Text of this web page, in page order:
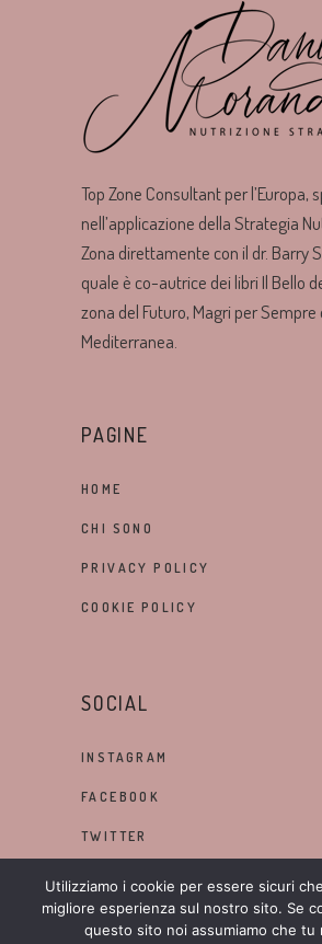
Top Zone Consultant per l’Europa,
nell’applicazione della Strategia
Zona direttamente con il dr. Barry
quale è co-autrice dei libri Il Bello
zona del Futuro, Magri per Sempre
Mediterranea.
PAGINE
HOME
CHI SONO
PRIVACY POLICY
COOKIE POLICY
SOCIAL
INSTAGRAM
FACEBOOK
TWITTER
Utilizziamo i cookie per essere sicuri
migliore esperienza sul nostro sito. Se
questo sito noi assumiamo che tu